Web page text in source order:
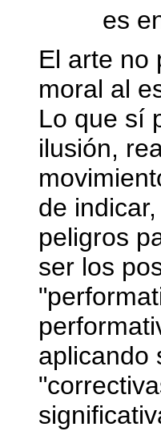
es
El arte no
moral al
Lo que sí
ilusión,
de
peligros
ser los
aplicando